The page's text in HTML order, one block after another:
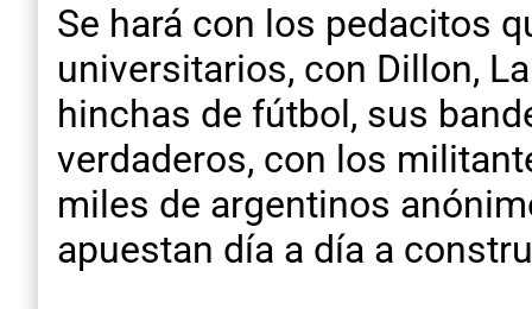
Se hará con los pedacitos
universitarios, con Dillon,
hinchas de fútbol, sus
verdaderos, con los
miles de argentinos
apuestan día a día a